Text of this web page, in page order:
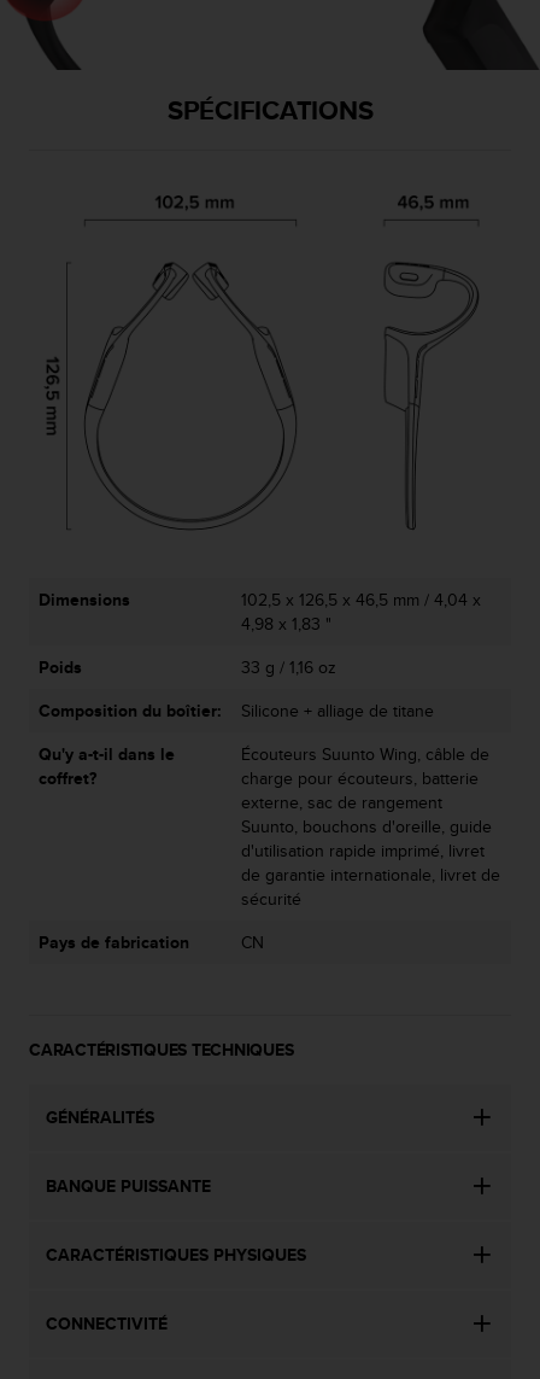
SPÉCIFICATIONS
Dimensions
102,5 x 126,5 x 46,5 mm / 4,04 x
4,98 x 1,83 "
Poids
33 g / 1,16 oz
Composition du boîtier:
Silicone + alliage de titane
Qu'y a-t-il dans le
coffret?
Écouteurs Suunto Wing, câble de
charge pour écouteurs, batterie
externe, sac de rangement
Suunto, bouchons d'oreille, guide
d'utilisation rapide imprimé, livret
de garantie internationale, livret de
sécurité
Pays de fabrication
CN
CARACTÉRISTIQUES TECHNIQUES
GÉNÉRALITÉS
BANQUE PUISSANTE
CARACTÉRISTIQUES PHYSIQUES
CONNECTIVITÉ